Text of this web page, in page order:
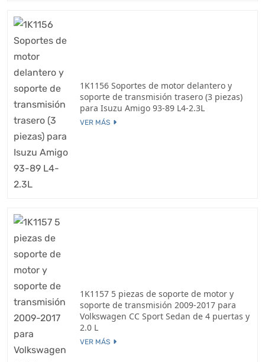
1K1156 Soportes de motor delantero y
soporte de transmisión trasero (3 piezas)
para Isuzu Amigo 93-89 L4-2.3L
VER MÁS
1K1157 5 piezas de soporte de motor y
soporte de transmisión 2009-2017 para
Volkswagen CC Sport Sedan de 4 puertas y
2.0 L
VER MÁS